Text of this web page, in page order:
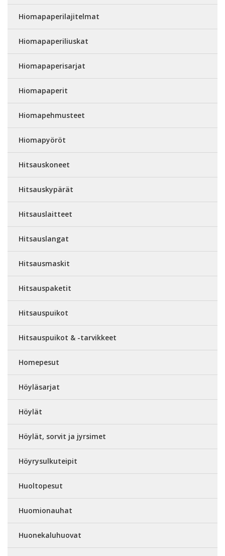
Hiomapaperilajitelmat
Hiomapaperiliuskat
Hiomapaperisarjat
Hiomapaperit
Hiomapehmusteet
Hiomapyöröt
Hitsauskoneet
Hitsauskypärät
Hitsauslaitteet
Hitsauslangat
Hitsausmaskit
Hitsauspaketit
Hitsauspuikot
Hitsauspuikot & -tarvikkeet
Homepesut
Höyläsarjat
Höylät
Höylät, sorvit ja jyrsimet
Höyrysulkuteipit
Huoltopesut
Huomionauhat
Huonekaluhuovat